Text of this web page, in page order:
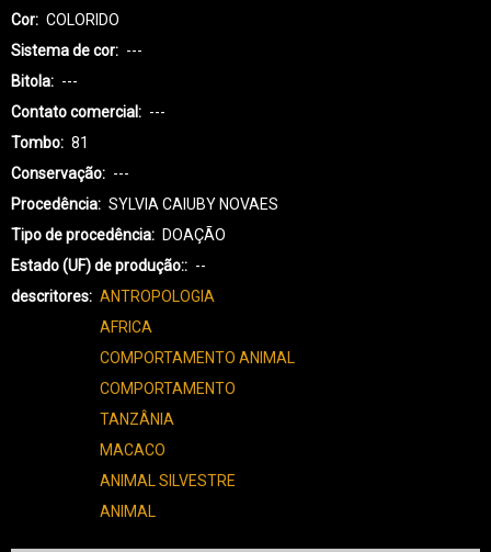
Cor
COLORIDO
Sistema de cor
---
Bitola
---
Contato comercial
---
Tombo
81
Conservação
---
Procedência
SYLVIA CAIUBY NOVAES
Tipo de procedência
DOAÇÃO
Estado (UF) de produção:
--
descritores
ANTROPOLOGIA
AFRICA
COMPORTAMENTO ANIMAL
COMPORTAMENTO
TANZÂNIA
MACACO
ANIMAL SILVESTRE
ANIMAL